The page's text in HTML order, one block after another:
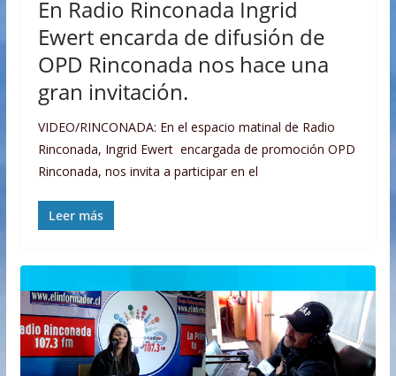
En Radio Rinconada Ingrid
Ewert encarda de difusión de
OPD Rinconada nos hace una
gran invitación.
VIDEO/RINCONADA: En el espacio matinal de Radio
Rinconada, Ingrid Ewert encargada de promoción OPD
Rinconada, nos invita a participar en el
Leer más